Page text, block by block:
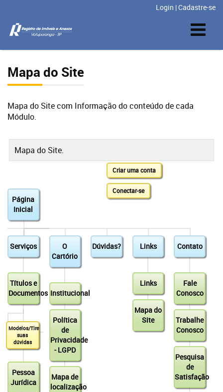
Login |Cadastre-se
Mapa do Site
Mapa do Site com Informação do conteúdo de cada
Módulo.
Mapa do Site.
Criar uma conta
Conectar-se
Página
Inicial
Serviços
Títulos e
Documentos
Modelos/Tire
suas
dúvidas
Pessoa
Jurídica
O
Cartório
Institucional
Política
de
Privacidade
- LGPD
Mapa de
localização
Dúvidas? Links
Links
Mapa do
Site
Contato
Fale
Conosco
Trabalhe
Conosco
Pesquisa
de
Satisfação